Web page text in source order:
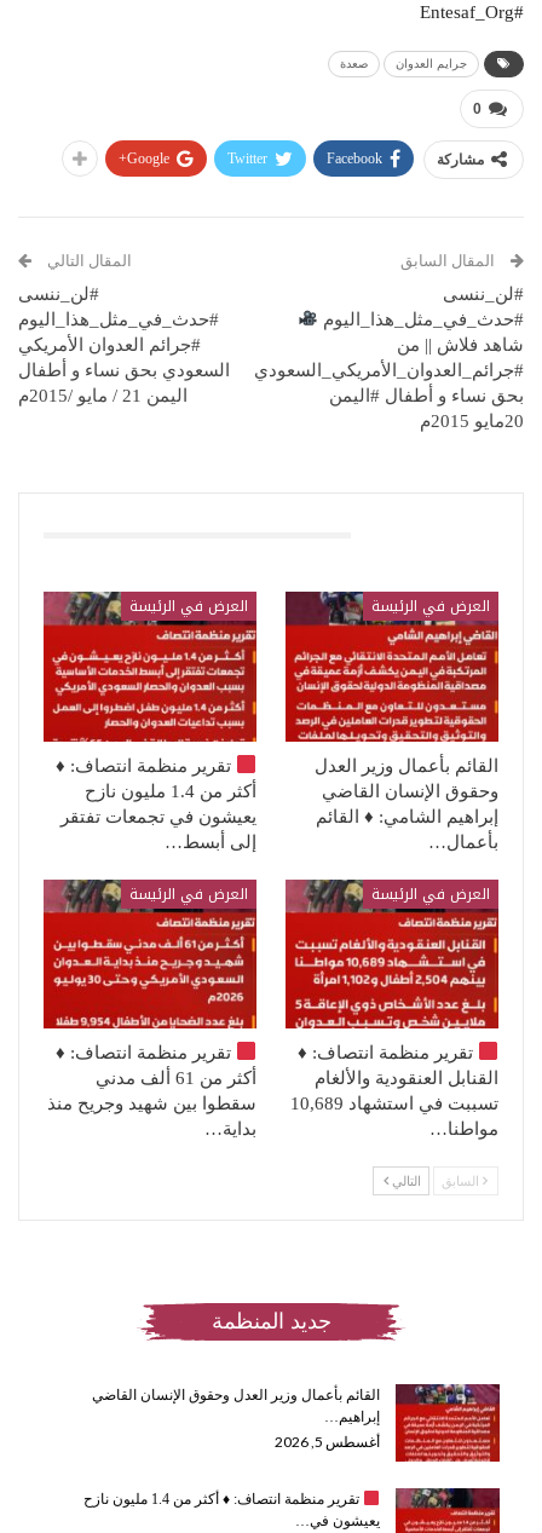
#Entesaf_Org
جرايم العدوان صعدة
0
مشاركة Facebook
Twitter
Google+
المقال السابق
#لن_ننسى
#حدث_في_مثل_هذا_اليوم
شاهد فلاش || من
#جرائم_العدوان_الأمريكي_السعودي
بحق نساء و أطفال #اليمن
20مايو 2015م
المقال التالي
#لن_ننسى
#حدث_في_مثل_هذا_اليوم
#جرائم العدوان الأمريكي
السعودي بحق نساء و أطفال
اليمن 21 / مايو /2015م
العرض في الرئيسة
القائم بأعمال وزير العدل
وحقوق الإنسان القاضي
إبراهيم الشامي: ♦️ القائم
بأعمال…
العرض في الرئيسة
تقرير منظمة انتصاف: ♦️
أكثر من 1.4 مليون نازح
يعيشون في تجمعات تفتقر
إلى أبسط…
العرض في الرئيسة
تقرير منظمة انتصاف: ♦️
القنابل العنقودية والألغام
تسببت في استشهاد 10,689
مواطنا…
العرض في الرئيسة
تقرير منظمة انتصاف: ♦️
أكثر من 61 ألف مدني
سقطوا بين شهيد وجريح منذ
بداية…
السابق التالي
جديد المنظمة
القائم بأعمال وزير العدل وحقوق الإنسان القاضي
إبراهيم…
أغسطس 5, 2026
تقرير منظمة انتصاف: ♦️
أكثر من 1.4 مليون نازح
يعيشون في…